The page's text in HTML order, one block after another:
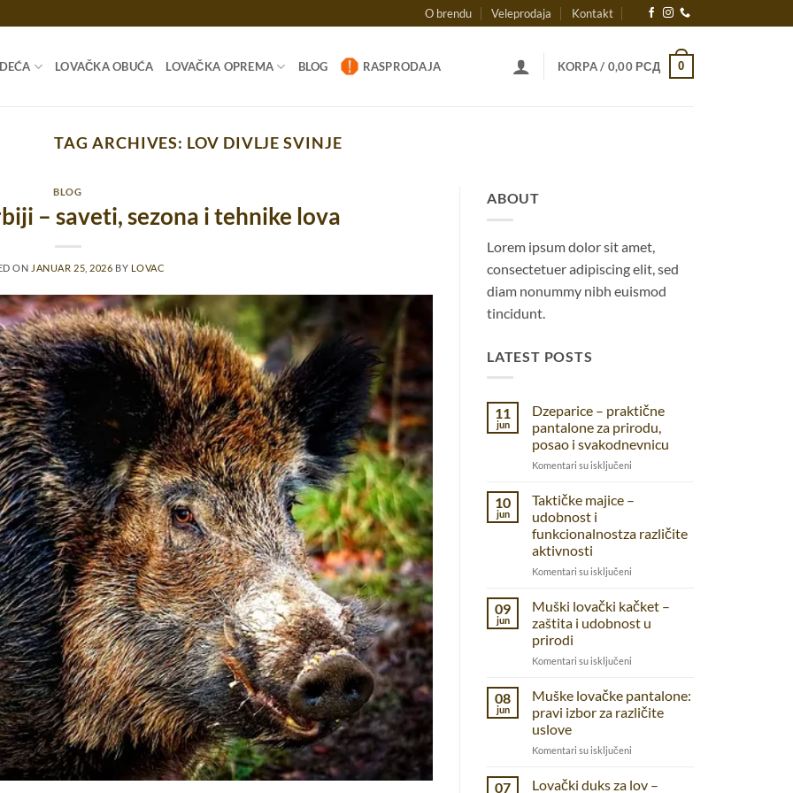
O brendu Veleprodaja Kontakt
LOVAČKA OBUĆA LOVAČKA OPREMA BLOG RASPRODAJA KORPA / 0,00 РСД 0
TAG ARCHIVES: LOV DIVLJE SVINJE
BLOG
– saveti, sezona i tehnike lova
ON JANUAR 25, 2026 BY LOVAC
ABOUT
Lorem ipsum dolor sit amet,
consectetuer adipiscing elit, sed
diam nonummy nibh euismod
tincidunt.
LATEST POSTS
11
jun
Dzeparice – praktične
pantalone za prirodu,
posao i svakodnevnicu
Komentari su isključeni
za
svakodnevnicu
10
jun
Taktičke majice –
udobnost i
funkcionalnostza različite
aktivnosti
Komentari su isključeni
majice
udobnost
aktivnosti
09
jun
Muški lovački kačket –
zaštita i udobnost u
prirodi
Komentari su isključeni
lovački
kačket
–
u
08
jun
Muške lovačke pantalone:
pravi izbor za različite
uslove
Komentari su isključeni
lovačke
07
Lovački duks za lov –